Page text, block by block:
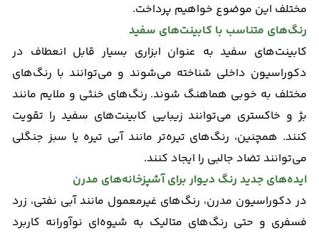
مختلف این موضوع خواهیم پرداخت.
رنگ‌های متناسب با کابینت‌های سفید
کابینت‌های سفید به عنوان ابزاری بسیار قابل انعطاف در
دکوراسیون داخلی شناخته می‌شوند و می‌توانند با رنگ‌های
مختلف به خوبی هماهنگ شوند. رنگ‌های خنثی و ملایم مانند
بژ و خاکستری می‌توانند زیبایی کابینت‌های سفید را تقویت
کنند. همچنین، رنگ‌های تیره‌تر مانند آبی تیره یا سبز جنگلی
می‌توانند تضاد جالبی را ایجاد کنند.
ایده‌های جدید رنگ دیوار برای آشپزخانه‌های مدرن
در دکوراسیون مدرن، رنگ‌های غیرمعمول مانند آبی نفتی، زرد
فسفری و حتی رنگ‌های متالیک به شیوه‌ای نوآورانه کاربرد